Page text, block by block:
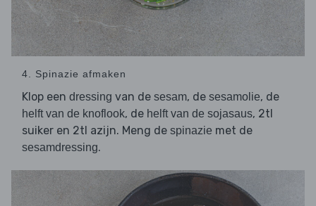
4. Spinazie afmaken
Klop een dressing van de sesam, de sesamolie, de
helft van de knoflook, de helft van de sojasaus, 2tl
suiker en 2tl azijn. Meng de spinazie met de
sesamdressing.